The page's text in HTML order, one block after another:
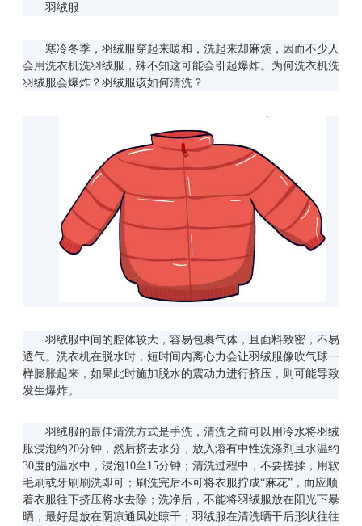
羽绒服
寒冷冬季，羽绒服穿起来暖和，洗起来却麻烦，因而不少人
会用洗衣机洗羽绒服，殊不知这可能会引起爆炸。为何洗衣机洗
羽绒服会爆炸？羽绒服该如何清洗？
羽绒服中间的腔体较大，容易包裹气体，且面料致密，不易
透气。洗衣机在脱水时，短时间内离心力会让羽绒服像吹气球一
样膨胀起来，如果此时施加脱水的震动力进行挤压，则可能导致
发生爆炸。
羽绒服的最佳清洗方式是手洗，清洗之前可以用冷水将羽绒
服浸泡约20分钟，然后挤去水分，放入溶有中性洗涤剂且水温约
30度的温水中，浸泡10至15分钟；清洗过程中，不要搓揉，用软
毛刷或牙刷刷洗即可；刷洗完后不可将衣服拧成“麻花”，而应顺
着衣服往下挤压将水去除；洗净后，不能将羽绒服放在阳光下暴
晒，最好是放在阴凉通风处晾干；羽绒服在清洗晒干后形状往往